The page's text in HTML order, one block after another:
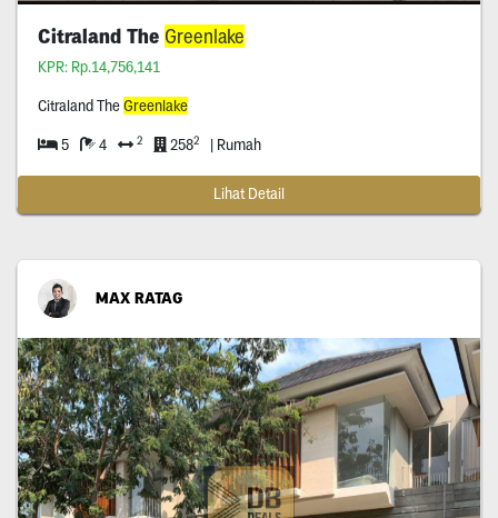
Citraland The Greenlake
KPR: Rp.14,756,141
Citraland TheGreenlake
5 4 2 2582 | Rumah
Lihat Detail
MAX RATAG